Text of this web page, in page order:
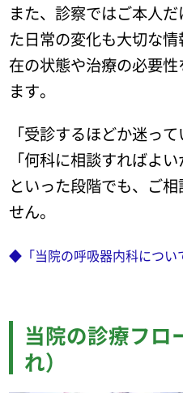
また、診察ではご本人
た日常の変化も大切な
在の状態や治療の必要
ます。
「受診するほどか迷って
「何科に相談すればよい
といった段階でも、ご
せん。
◆「当院の呼吸器内科につい
当院の診療フロ
れ）